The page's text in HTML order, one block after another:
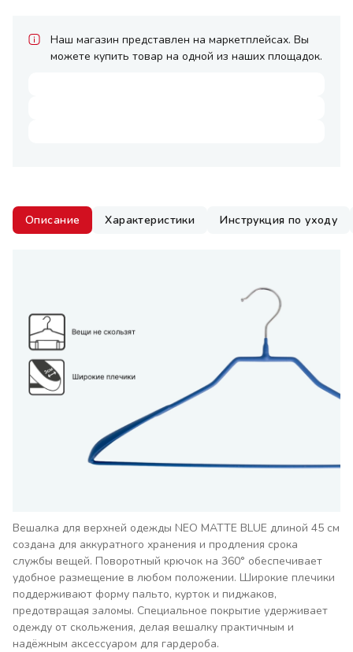
Наш магазин представлен на маркетплейсах. Вы
можете купить товар на одной из наших площадок.
Описание Характеристики Инструкция по уходу
Вешалка для верхней одежды NEO MATTE BLUE длиной 45 см
создана для аккуратного хранения и продления срока
службы вещей. Поворотный крючок на 360° обеспечивает
удобное размещение в любом положении. Широкие плечики
поддерживают форму пальто, курток и пиджаков,
предотвращая заломы. Специальное покрытие удерживает
одежду от скольжения, делая вешалку практичным и
надёжным аксессуаром для гардероба.